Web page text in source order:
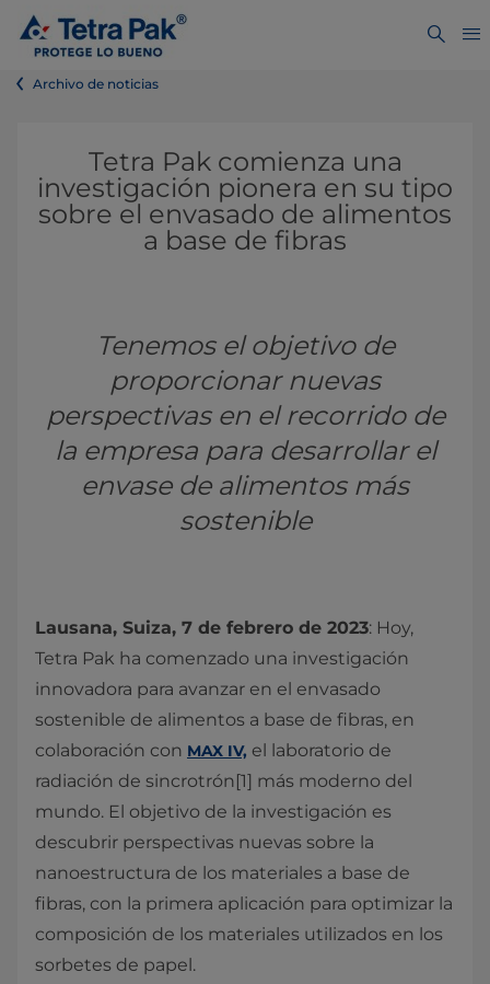
Archivo de noticias
Tetra Pak comienza una
investigación pionera en su tipo
sobre el envasado de alimentos
a base de fibras
Tenemos el objetivo de
proporcionar nuevas
perspectivas en el recorrido de
la empresa para desarrollar el
envase de alimentos más
sostenible
Lausana, Suiza, 7 de febrero de 2023: Hoy,
Tetra Pak ha comenzado una investigación
innovadora para avanzar en el envasado
sostenible de alimentos a base de fibras, en
colaboración con MAX IV, el laboratorio de
radiación de sincrotrón[1] más moderno del
mundo. El objetivo de la investigación es
descubrir perspectivas nuevas sobre la
nanoestructura de los materiales a base de
fibras, con la primera aplicación para optimizar la
composición de los materiales utilizados en los
sorbetes de papel.